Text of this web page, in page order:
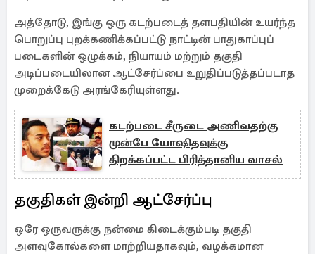
அத்தோடு, இங்கு ஒரு கடற்படைத் தளபதியின் உயர்ந்த
பொறுப்பு புறக்கணிக்கப்பட்டு நாட்டின் பாதுகாப்புப்
படைகளின் ஒழுக்கம், நியாயம் மற்றும் தகுதி
அடிப்படையிலான ஆட்சேர்ப்பை உறுதிப்படுத்தப்படாத
முறைக்கேடு அரங்கேரியுள்ளது.
கடற்படை சீருடை அணிவதற்கு
முன்பே யோஷிதவுக்கு
திறக்கப்பட்ட பிரித்தானிய வாசல்
தகுதிகள் இன்றி ஆட்சேர்ப்பு
ஒரே ஒருவருக்கு நன்மை கிடைக்கும்படி தகுதி
அளவுகோல்களை மாற்றியதாகவும், வழக்கமான